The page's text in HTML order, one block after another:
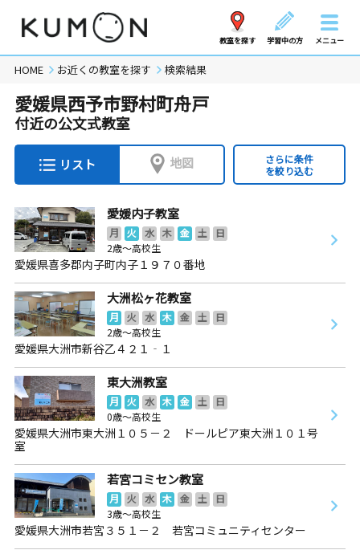
教室を探す 学習中の方 メニュー
HOME お近くの教室を探す 検索結果
愛媛県西予市野村町舟戸
付近の公文式教室
リスト 地図
さらに条件
を絞り込む
愛媛内子教室
月 火 水 木 金 土
日
2歳～高校生
愛媛県喜多郡内子町内子１９７０番地
大洲松ヶ花教室
月 火 水 木 金 土
日
2歳～高校生
愛媛県大洲市新谷乙４２１‐１
東大洲教室
月 火 水 木 金 土
日
0歳～高校生
愛媛県大洲市東大洲１０５－２ ドールピア東大洲１０１号
室
若宮コミセン教室
月 火 水 木 金 土
日
3歳～高校生
愛媛県大洲市若宮３５１－２ 若宮コミュニティセンター